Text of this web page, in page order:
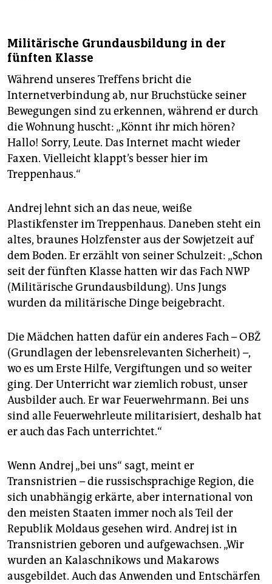
Militärische Grundausbildung in der
fünften Klasse
Während unseres Treffens bricht die
Internetverbindung ab, nur Bruchstücke seiner
Bewegungen sind zu erkennen, während er durch
die Wohnung huscht: „Könnt ihr mich hören?
Hallo! Sorry, Leute. Das Internet macht wieder
Faxen. Vielleicht klappt’s besser hier im
Treppenhaus.“
Andrej lehnt sich an das neue, weiße
Plastikfenster im Treppenhaus. Daneben steht ein
altes, braunes Holzfenster aus der Sowjetzeit auf
dem Boden. Er erzählt von seiner Schulzeit: „Schon
seit der fünften Klasse hatten wir das Fach NWP
(Militärische Grundausbildung). Uns Jungs
wurden da militärische Dinge beigebracht.
Die Mädchen hatten dafür ein anderes Fach – OBŽ
(Grundlagen der lebensrelevanten Sicherheit) –,
wo es um Erste Hilfe, Vergiftungen und so weiter
ging. Der Unterricht war ziemlich robust, unser
Ausbilder auch. Er war Feuerwehrmann. Bei uns
sind alle Feuerwehrleute militarisiert, deshalb hat
er auch das Fach unterrichtet.“
Wenn Andrej „bei uns“ sagt, meint er
Transnistrien – die russischsprachige Region, die
sich unabhängig erkärte, aber international von
den meisten Staaten immer noch als Teil der
Republik Moldaus gesehen wird. Andrej ist in
Transnistrien geboren und aufgewachsen. „Wir
wurden an Kalaschnikows und Makarows
ausgebildet. Auch das Anwenden und Entschärfen